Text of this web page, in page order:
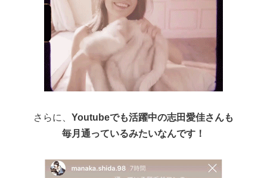
さらに、 Youtubeでも活躍中の志田愛佳さんも
毎月通っているみたいなんです！